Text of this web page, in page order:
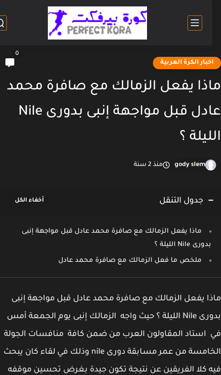
الكرة العربية
يفعل الزمالك مع صافرة محمد
عادل قبل مواجهة إنبى بدورى Nile
؟
gody slem منذ 2 سنة
جدول التنقل
ماذا يفعل الزمالك مع صافرة محمد عادل قبل مواجهة إنبى
بدورى Nile الليلة ؟
ملخص ما فعل الزمالك مع صافرة محمد عادل
يفعل الزمالك مع صافرة محمد عادل قبل مواجهة إنبى
بدورى Nile الليلة ؟ حيث واجه الزمالك إنبى يوم الجمعة أمس
استاد المقاولون العرب من ضمن كافة منافسات الجولة
الخامسة من عمر مسابقة دورى nile وذلك في لقاء كان يبحث
كلا الفريقين عن نتيجة تكون جيدة بغرض تحسين موقفه